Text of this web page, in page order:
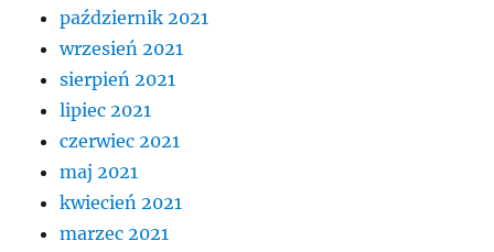
październik 2021
wrzesień 2021
sierpień 2021
lipiec 2021
czerwiec 2021
maj 2021
kwiecień 2021
marzec 2021